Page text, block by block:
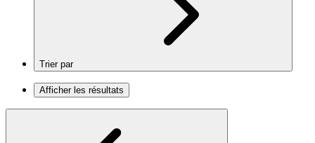
Trier par
Afficher les résultats